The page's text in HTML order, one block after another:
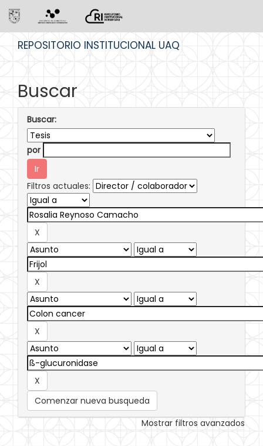
REPOSITORIO INSTITUCIONAL UAQ
Buscar
Buscar:
por
Filtros actuales:
Comenzar nueva busqueda
Mostrar filtros avanzados